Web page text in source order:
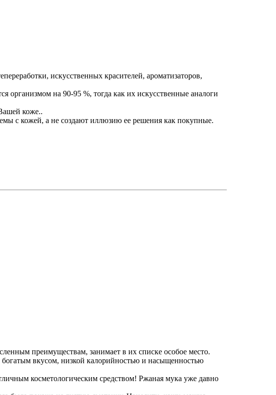
искусственных красителей, ароматизаторов,
на 90-95 %, тогда как их искусственные аналоги
коже..
с кожей, а не создают иллюзию ее решения как покупные.
преимуществам, занимает в их списке особое место.
богатым вкусом, низкой калорийностью и насыщенностью
косметологическим средством! Ржаная мука уже давно